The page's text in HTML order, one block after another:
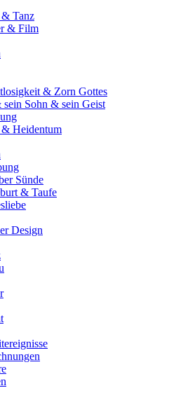
Tanz
& Film
& Zorn Gottes
Sohn & sein Geist
Heidentum
Sünde
& Taufe
Design